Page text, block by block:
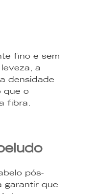
fino e sem
a
densidade
que o
fibra.
pós-
garantir que